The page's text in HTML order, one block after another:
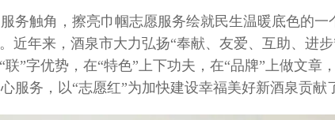
务触角，擦亮巾帼志愿服务绘就民生温暖底色的一
近年来，酒泉市大力弘扬“奉献、友爱、互助、进步
联”字优势，在“特色”上下功夫，在“品牌”上做文章
服务，以“志愿红”为加快建设幸福美好新酒泉贡献